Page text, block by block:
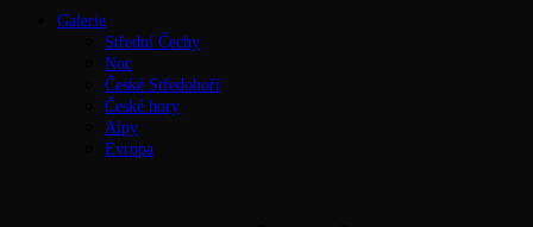
Galerie
Střední Čechy
Noc
České Středohoří
České hory
Alpy
Evropa